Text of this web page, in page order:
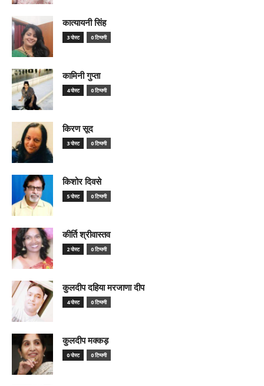
कात्यायनी सिंह
3 पोस्ट 0 टिप्पणी
कामिनी गुप्ता
4 पोस्ट 0 टिप्पणी
किरण सूद
3 पोस्ट 0 टिप्पणी
किशोर दिवसे
5 पोस्ट 0 टिप्पणी
कीर्ति श्रीवास्तव
2 पोस्ट 0 टिप्पणी
कुलदीप दहिया मरजाणा दीप
4 पोस्ट 0 टिप्पणी
कुलदीप मक्कड़
0 पोस्ट 0 टिप्पणी